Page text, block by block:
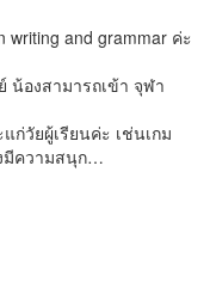
and grammar ค่ะ
องสามารถเข้า จุฬา
ก่วัยผู้เรียนค่ะ เช่นเกม
มีความสนุก…